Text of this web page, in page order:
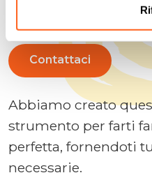
Contattaci
Abbiamo creato
strumento per farti
perfetta, fornendoti
necessarie.